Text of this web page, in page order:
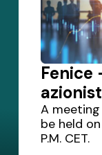
Fenice
A
be held
P.M. CET.